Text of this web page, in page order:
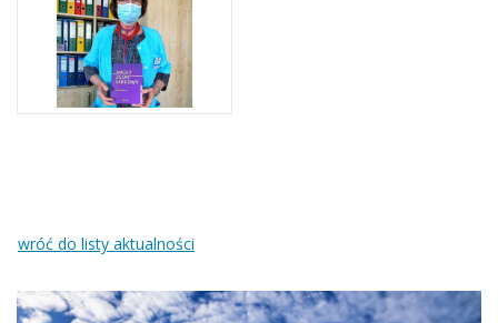
wróć do listy aktualności